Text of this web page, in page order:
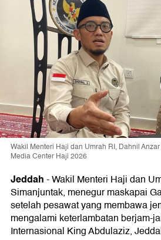
Wakil Menteri Haji dan Umrah RI, Dahnil
Media Center Haji 2026
Jeddah-Wakil Menteri Haji dan
Simanjuntak, menegur maskapai
setelah pesawat yang membawa
mengalami keterlambatan berjam-
Internasional King Abdulaziz,